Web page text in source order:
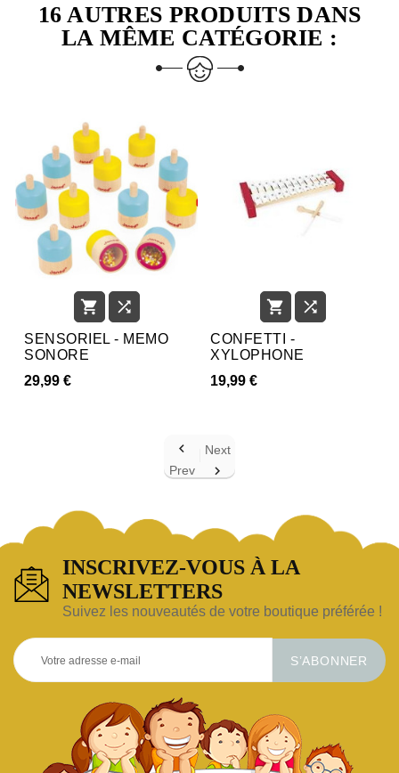
16 AUTRES PRODUITS DANS
LA MÊME CATÉGORIE :
 
SENSORIEL - MEMO
SONORE
29,99 €
 
CONFETTI -
XYLOPHONE
19,99 €

Prev
Next

INSCRIVEZ-VOUS À LA
NEWSLETTERS
Suivez les nouveautés de votre boutique préférée !
S’ABONNER